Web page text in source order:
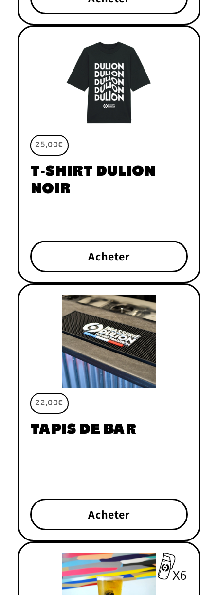
25,00€
T-SHIRT DULION
NOIR
Acheter
22,00€
TAPIS DE BAR
Acheter